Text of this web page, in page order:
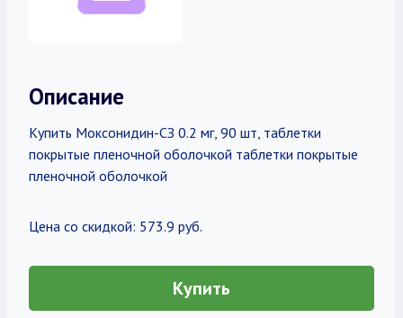
Описание
Купить Моксонидин-СЗ 0.2 мг, 90 шт, таблетки
покрытые пленочной оболочкой таблетки покрытые
пленочной оболочкой
Цена со скидкой: 573.9 руб.
Купить